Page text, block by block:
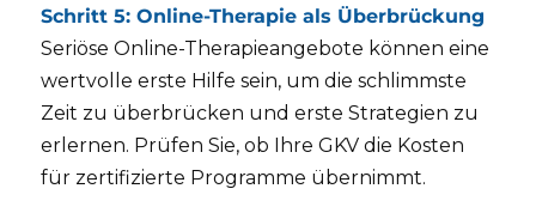
Schritt 5: Online-Therapie als Überbrückung
Seriöse Online-Therapieangebote können eine
wertvolle erste Hilfe sein, um die schlimmste
Zeit zu überbrücken und erste Strategien zu
erlernen. Prüfen Sie, ob Ihre GKV die Kosten
für zertifizierte Programme übernimmt.